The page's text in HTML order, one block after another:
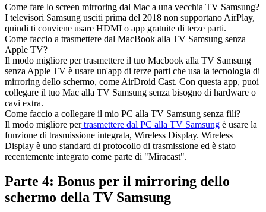
Come fare lo screen mirroring dal Mac a una vecchia TV Samsung?
I televisori Samsung usciti prima del 2018 non supportano AirPlay,
quindi ti conviene usare HDMI o app gratuite di terze parti.
Come faccio a trasmettere dal MacBook alla TV Samsung senza
Apple TV?
Il modo migliore per trasmettere il tuo Macbook alla TV Samsung
senza Apple TV è usare un'app di terze parti che usa la tecnologia di
mirroring dello schermo, come AirDroid Cast. Con questa app, puoi
collegare il tuo Mac alla TV Samsung senza bisogno di hardware o
cavi extra.
Come faccio a collegare il mio PC alla TV Samsung senza fili?
Il modo migliore pertrasmettere dal PC alla TV Samsung è usare la
funzione di trasmissione integrata, Wireless Display. Wireless
Display è uno standard di protocollo di trasmissione ed è stato
recentemente integrato come parte di "Miracast".
Parte 4: Bonus per il mirroring dello
schermo della TV Samsung